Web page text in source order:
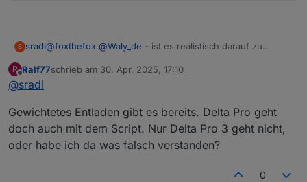
S sradi@foxthefox @Waly_de - ist es realistisch darauf zu
Zukunft das Schnittstellenproblem mit der Delta Pro und
Für mich wäre das Auslesen von Protobuf-Messages
:)
VG, Stefan
R
Offline
Ralf77schrieb am 30. Apr. 2025, 17:10
zuletzt editiert von
@sradi
Gewichtetes Entladen gibt es bereits. Delta Pro geht
doch auch mit dem Script. Nur Delta Pro 3 geht nicht,
oder habe ich da was falsch verstanden?
0